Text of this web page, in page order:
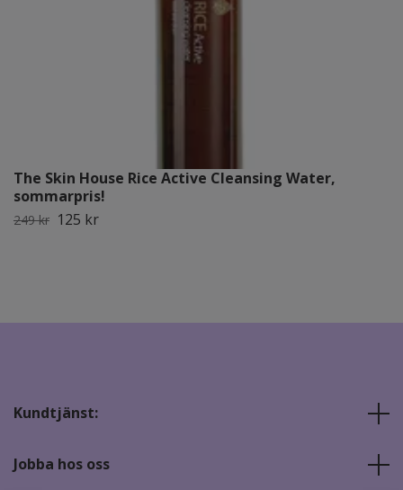
The Skin House Rice Active Cleansing Water,
sommarpris!
249 kr 125 kr
Kundtjänst:
Jobba hos oss